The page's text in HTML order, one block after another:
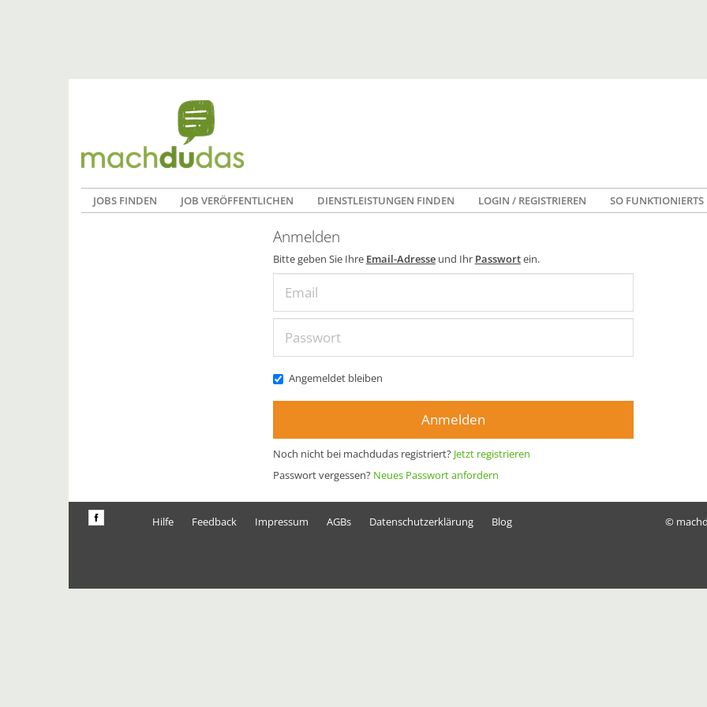
JOBS FINDEN JOB VERÖFFENTLICHEN DIENSTLEISTUNGEN FINDEN LOGIN / REGISTRIEREN SO FUNKTIONIERTS
Anmelden
Bitte geben Sie Ihre Email-Adresseund Ihr Passwortein.
Angemeldet bleiben
Anmelden
Noch nicht bei machdudas registriert? Jetzt registrieren
Passwort vergessen? Neues Passwort anfordern
Hilfe Feedback Impressum AGBs Datenschutzerklärung Blog ©